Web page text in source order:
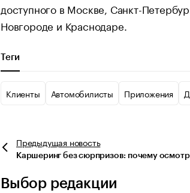
доступного в Москве, Санкт-
Новгороде и Краснодаре.
Теги
Клиенты Автомобилисты Приложения
Предыдущая новость
Каршеринг без сюрпризов: почему
Выбор редакции